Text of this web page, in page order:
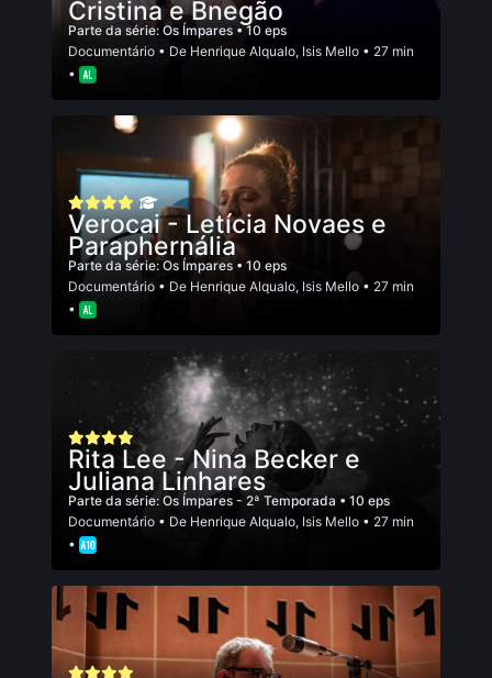
Cristina e Bnegão
Parte da série: Os Ímpares • 10 eps
Documentário • De Henrique Alqualo, Isis Mello • 27 min
•
Verocai - Letícia Novaes e
Paraphernália
Parte da série:Os Ímpares• 10 eps
Documentário • De Henrique Alqualo, Isis Mello • 27 min
•
Rita Lee - Nina Becker e
Juliana Linhares
Parte da série: Os Ímpares - 2ª Temporada • 10 eps
Documentário • De Henrique Alqualo, Isis Mello • 27 min
•